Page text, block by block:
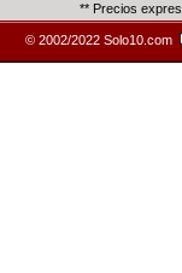
** Precios
© 2002/2022 Solo10.com